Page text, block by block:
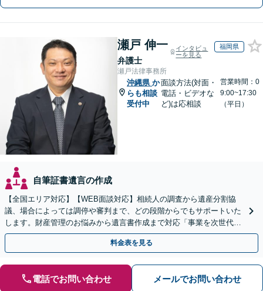
瀬戸 伸一
弁護士
インタビュ
ーを見る
福岡県
瀬戸法律事務所
沖縄県 か
らも相談
受付中
面談方法(対面・
電話・ビデオな
ど)は応相談
営業時間：0
9:00~17:30
（平日）
自筆証書遺言の作成
【全国エリア対応】【WEB面談対応】相続人の調査から遺産分割協
議、場合によっては調停や審判まで、どの段階からでもサポートいた
します。財産管理のお悩みから遺言書作成まで対応「事業を次世代に
引き継ぐ安心の事業承継をサポート」【完全個室相談】
料金表を見る
電話でお問い合わせ メールでお問い合わせ